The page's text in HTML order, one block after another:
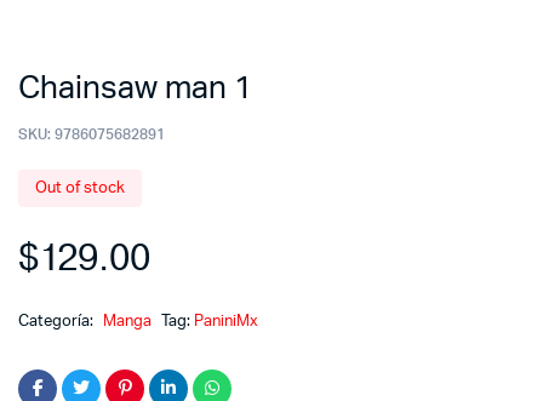
Chainsaw man 1
SKU: 9786075682891
Out of stock
$129.00
Categoría: Manga Tag: PaniniMx